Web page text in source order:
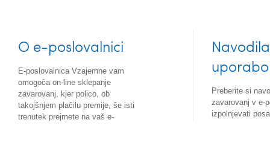
O e-poslovalnici
E-poslovalnica Vzajemne vam
omogoča on-line sklepanje
zavarovanj, kjer polico, ob
takojšnjem plačilu premije, še isti
trenutek prejmete na vaš e-
uporabo
Preberite si
zavarovanj v e-
izpolnjevati